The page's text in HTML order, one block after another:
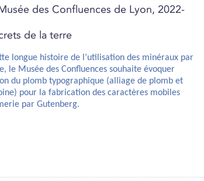
des Confluences de Lyon, 2022-
de la terre
longue histoire de l’utilisation des minéraux par
le Musée des Confluences souhaite évoquer
du plomb typographique (alliage de plomb et
pour la fabrication des caractères mobiles
par Gutenberg.